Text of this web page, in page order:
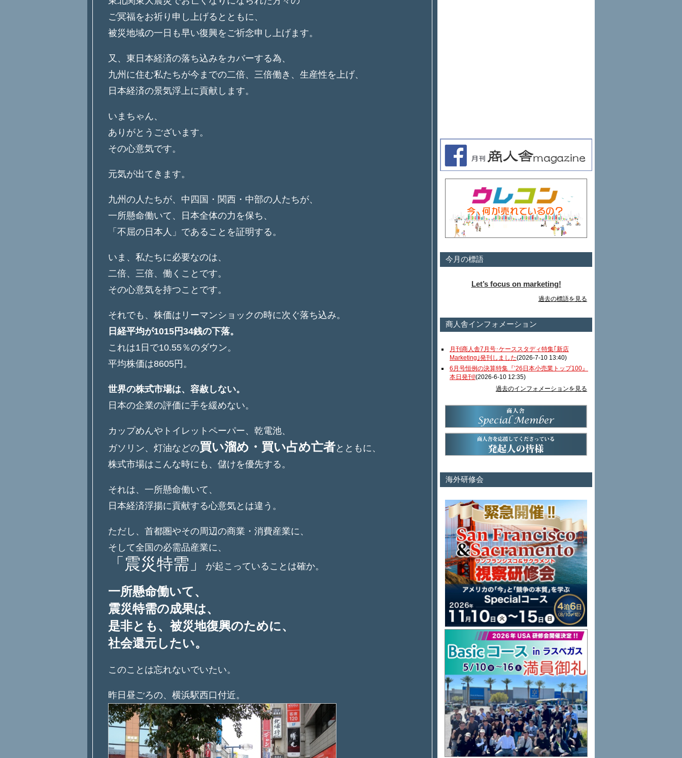
ご冥福をお祈り申し上げるとともに、
被災地域の一日も早い復興をご祈念申し上げます。
又、東日本経済の落ち込みをカバーする為、
九州に住む私たちが今までの二倍、三倍働き、生産性を上げ、
日本経済の景気浮上に貢献します。
いまちゃん、
ありがとうございます。
その心意気です。
元気が出てきます。
九州の人たちが、中四国・関西・中部の人たちが、
一所懸命働いて、日本全体の力を保ち、
「不屈の日本人」であることを証明する。
いま、私たちに必要なのは、
二倍、三倍、働くことです。
その心意気を持つことです。
それでも、株価はリーマンショックの時に次ぐ落ち込み。
日経平均が1015円34銭の下落。
これは1日で10.55％のダウン。
平均株価は8605円。
世界の株式市場は、容赦しない。
日本の企業の評価に手を緩めない。
カップめんやトイレットペーパー、乾電池、
ガソリン、灯油などの買い溜め・買い占め亡者とともに、
株式市場はこんな時にも、儲けを優先する。
それは、一所懸命働いて、
日本経済浮揚に貢献する心意気とは違う。
ただし、首都圏やその周辺の商業・消費産業に、
そして全国の必需品産業に、
「震災特需」 が起こっていることは確か。
一所懸命働いて、
震災特需の成果は、
是非とも、被災地復興のために、
社会還元したい。
このことは忘れないでいたい。
昨日昼ごろの、横浜駅西口付近。
今月の標語
Let’s focus on marketing!
過去の標語を見る
商人舎インフォメーション
月刊商人舎7月号･ケーススタディ特集｢新店
Marketing｣発刊しました(2026-7-10 13:40)
6月号恒例の決算特集『’26日本小売業トップ100』
本日発刊!(2026-6-10 12:35)
過去のインフォメーションを見る
海外研修会